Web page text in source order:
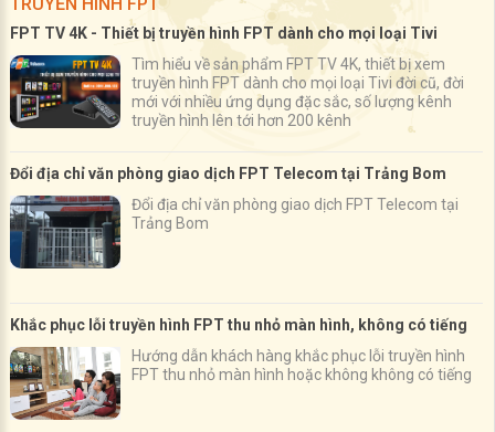
FPT TV 4K - Thiết bị truyền hình FPT dành cho mọi loại Tivi
Tìm hiểu về sản phẩm FPT TV 4K, thiết bị xem
truyền hình FPT dành cho mọi loại Tivi đời cũ, đời
mới với nhiều ứng dụng đặc sắc, số lượng kênh
truyền hình lên tới hơn 200 kênh
Đổi địa chỉ văn phòng giao dịch FPT Telecom tại Trảng Bom
Đổi địa chỉ văn phòng giao dịch FPT Telecom tại
Trảng Bom
Khắc phục lỗi truyền hình FPT thu nhỏ màn hình, không có tiếng
Hướng dẫn khách hàng khắc phục lỗi truyền hình
FPT thu nhỏ màn hình hoặc không không có tiếng